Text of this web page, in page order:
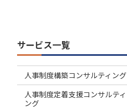
サービス一覧
人事制度構築コンサルティング
人事制度定着支援コンサルティ
ング